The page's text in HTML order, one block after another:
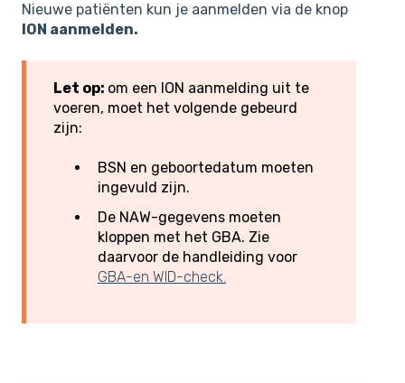
Nieuwe patiënten kun je aanmelden via de knop
ION aanmelden.
Let op: om een ION aanmelding uit te
voeren, moet het volgende gebeurd
zijn:
BSN en geboortedatum moeten
ingevuld zijn.
De NAW-gegevens moeten
kloppen met het GBA. Zie
daarvoor de handleiding voor
GBA-en WID-check.